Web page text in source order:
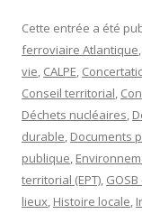
Cette entrée a été
ferroviaire Atlantique,
vie, CALPE,
Conseil territorial,
Déchets nucléaires,
durable, Documents
publique,
territorial (EPT), GOSB
lieux, Histoire locale,